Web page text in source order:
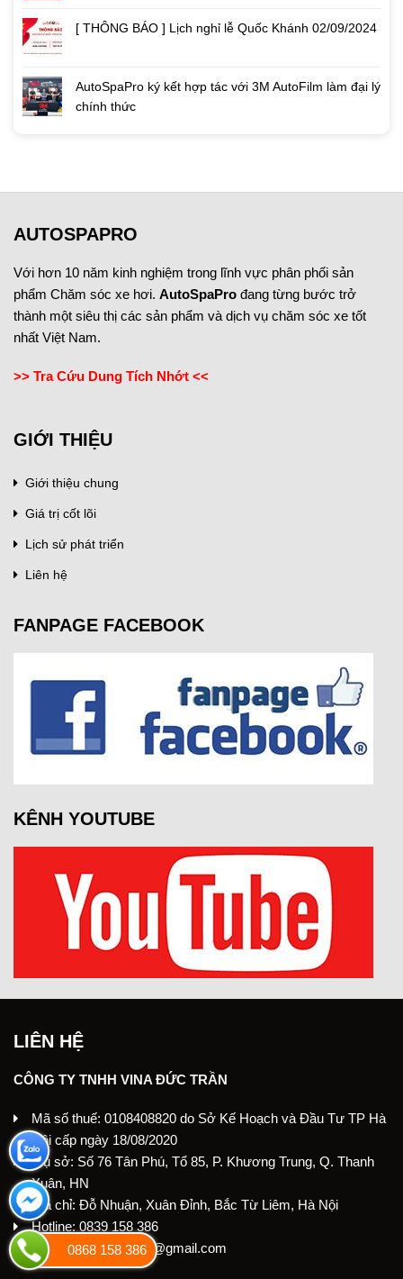
[ THÔNG BÁO ] Lịch nghỉ lễ Quốc Khánh 02/09/2024
AutoSpaPro ký kết hợp tác với 3M AutoFilm làm đại lý
chính thức
AUTOSPAPRO
Với hơn 10 năm kinh nghiệm trong lĩnh vực phân phối sản
phẩm Chăm sóc xe hơi. AutoSpaPro đang từng bước trở
thành một siêu thị các sản phẩm và dịch vụ chăm sóc xe tốt
nhất Việt Nam.
>> Tra Cứu Dung Tích Nhớt <<
GIỚI THIỆU
Giới thiệu chung
Giá trị cốt lõi
Lịch sử phát triển
Liên hệ
FANPAGE FACEBOOK
KÊNH YOUTUBE
LIÊN HỆ
CÔNG TY TNHH VINA ĐỨC TRẦN
Mã số thuế: 0108408820 do Sở Kế Hoạch và Đầu Tư TP Hà
Nội cấp ngày 18/08/2020
Trụ sở: Số 76 Tân Phú, Tổ 85, P. Khương Trung, Q. Thanh
Xuân, HN
Địa chỉ: Đỗ Nhuận, Xuân Đỉnh, Bắc Từ Liêm, Hà Nội
Hotline: 0839 158 386
Email: autospaprovn@gmail.com
0868 158 386